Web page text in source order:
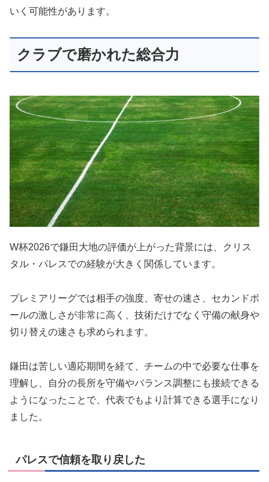
いく可能性があります。
クラブで磨かれた総合力
W杯2026で鎌田大地の評価が上がった背景には、クリス
タル・パレスでの経験が大きく関係しています。
プレミアリーグでは相手の強度、寄せの速さ、セカンドボ
ールの激しさが非常に高く、技術だけでなく守備の献身や
切り替えの速さも求められます。
鎌田は苦しい適応期間を経て、チームの中で必要な仕事を
理解し、自分の長所を守備やバランス調整にも接続できる
ようになったことで、代表でもより計算できる選手になり
ました。
パレスで信頼を取り戻した